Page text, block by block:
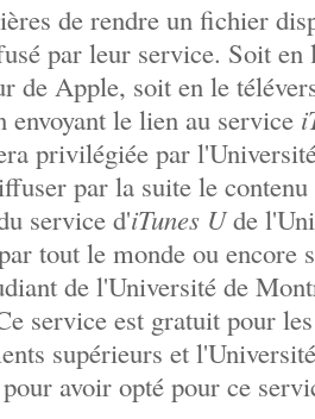
de rendre un fichier
par leur service. Soit
de Apple, soit en le
envoyant le lien au service
privilégiée par
par la suite le
service d'iTunes Ude
tout le monde ou encore
de l'Université de
service est gratuit pour
supérieurs et
avoir opté pour ce